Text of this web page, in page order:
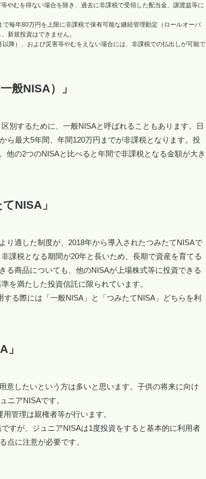
むを得ない場合を除き、過去に非課税で受領した配当金、譲渡益等に
年80万円を上限に非課税で保有可能な継続管理勘定（ロールオーバ
新規投資はできません。
）、および災害等やむをえない場合には、非課税での払出しが可能で
般NISA）」
別するために、一般NISAと呼ばれることもあります。日
ら最大5年間、年間120万円までが非課税となります。投
の2つのNISAと比べると年間で非課税となる金額が大き
NISA」
り適した制度が、2018年から導入されたつみたてNISAで
課税となる期間が20年と長いため、長期で資産を育てる
る商品についても、他のNISAが上場株式等に投資できる
を満たした投資信託に限られています。
る際には「一般NISA」と「つみたてNISA」どちらを利
意したいという方は多いと思います。子供の将来に向け
ニアNISAです。
管理は親権者等が行います。
すが、ジュニアNISAは1度投資をすると基本的に利用者
点に注意が必要です。